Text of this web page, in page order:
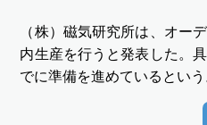
（株）磁気研究所は、オー
内生産を行うと発表した。
でに準備を進めているという